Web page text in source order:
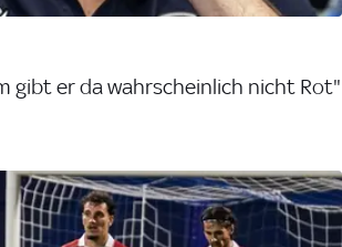
gibt er da wahrscheinlich nicht Rot"